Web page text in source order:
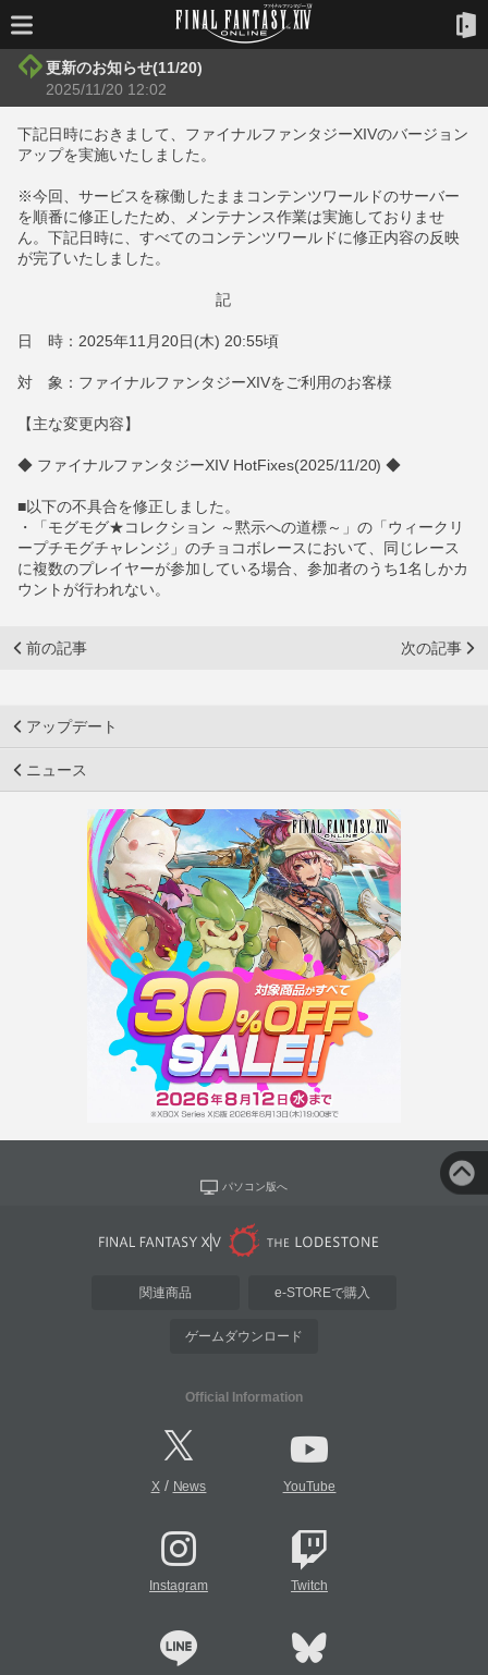
更新のお知らせ(11/20)
2025/11/20 12:02
下記日時におきまして、ファイナルファンタジーXIVのバージョン
アップを実施いたしました。
※今回、サービスを稼働したままコンテンツワールドのサーバー
を順番に修正したため、メンテナンス作業は実施しておりませ
ん。下記日時に、すべてのコンテンツワールドに修正内容の反映
が完了いたしました。
記
日 時：2025年11月20日(木) 20:55頃
対 象：ファイナルファンタジーXIVをご利用のお客様
【主な変更内容】
◆ ファイナルファンタジーXIV HotFixes(2025/11/20) ◆
■以下の不具合を修正しました。
・「モグモグ★コレクション ～黙示への道標～」の「ウィークリ
ープチモグチャレンジ」のチョコボレースにおいて、同じレース
に複数のプレイヤーが参加している場合、参加者のうち1名しかカ
ウントが行われない。
前の記事 次の記事
アップデート
ニュース
パソコン版へ
関連商品 e-STOREで購入
ゲームダウンロード
Official Information
X/ News YouTube
Instagram Twitch